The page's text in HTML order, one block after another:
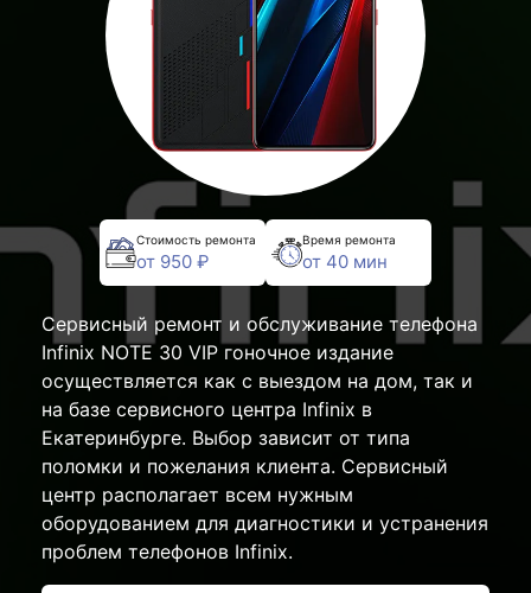
Стоимость ремонта
от 950 ₽
Время ремонта
от 40 мин
Сервисный ремонт и обслуживание телефона
Infinix NOTE 30 VIP гоночное издание
осуществляется как с выездом на дом, так и
на базе сервисного центра Infinix в
Екатеринбурге. Выбор зависит от типа
поломки и пожелания клиента. Сервисный
центр располагает всем нужным
оборудованием для диагностики и устранения
проблем телефонов Infinix.